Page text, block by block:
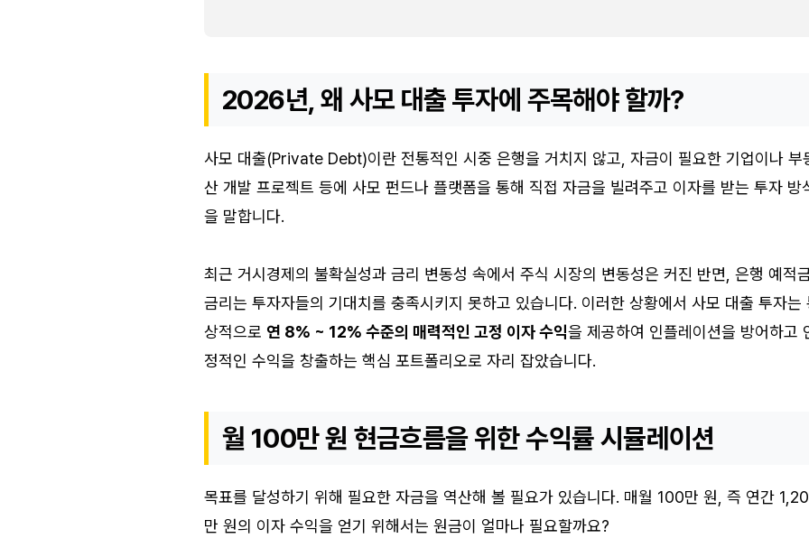
2026년, 왜 사모 대출 투자에 주목해야 할까?
사모 대출(Private Debt)이란 전통적인 시중 은행을 거치지 않고, 자금이 필요한 기업이나 부
산 개발 프로젝트 등에 사모 펀드나 플랫폼을 통해 직접 자금을 빌려주고 이자를 받는 투자 방
을 말합니다.
최근 거시경제의 불확실성과 금리 변동성 속에서 주식 시장의 변동성은 커진 반면, 은행 예적
금리는 투자자들의 기대치를 충족시키지 못하고 있습니다. 이러한 상황에서 사모 대출 투자는
상적으로 연 8% ~ 12% 수준의 매력적인 고정 이자 수익을 제공하여 인플레이션을 방어하고
정적인 수익을 창출하는 핵심 포트폴리오로 자리 잡았습니다.
월 100만 원 현금흐름을 위한 수익률 시뮬레이션
목표를 달성하기 위해 필요한 자금을 역산해 볼 필요가 있습니다. 매월 100만 원, 즉 연간
만 원의 이자 수익을 얻기 위해서는 원금이 얼마나 필요할까요?